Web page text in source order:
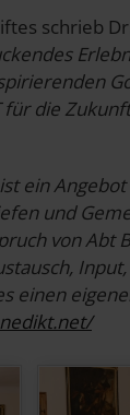
schrieb
für die
ein
und
von
einen